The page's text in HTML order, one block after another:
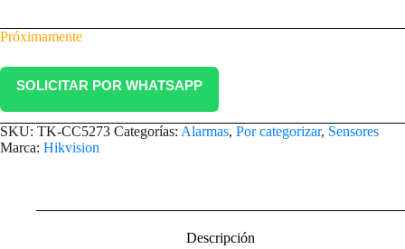
Próximamente
SOLICITAR POR WHATSAPP
SKU: TK-CC5273 Categorías: Alarmas, Por categorizar, Sensores
Marca: Hikvision
Descripción